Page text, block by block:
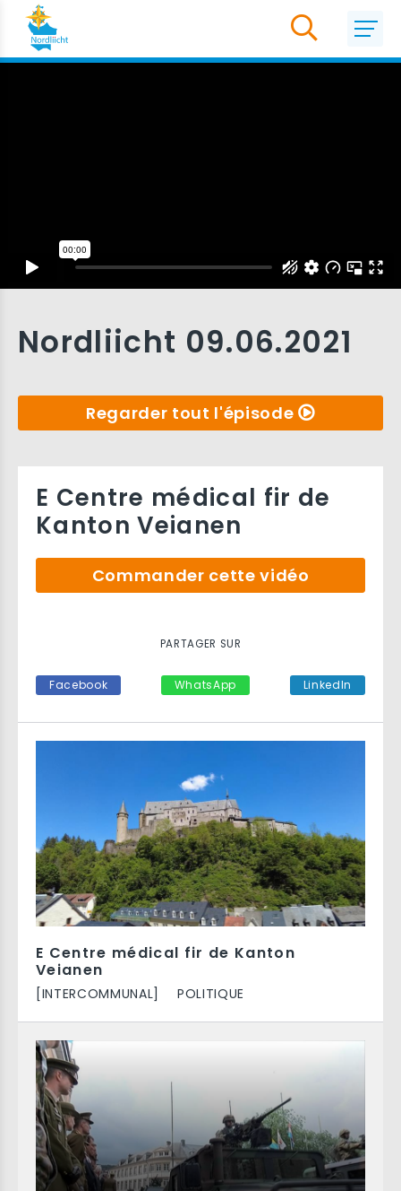
Nordliicht 09.06.2021
Regarder tout l'épisode
E Centre médical fir de Kanton
Veianen
[INTERCOMMUNAL] POLITIQUE
E Centre médical fir de
Kanton Veianen
Commander cette vidéo
PARTAGER SUR
Facebook WhatsApp LinkedIn